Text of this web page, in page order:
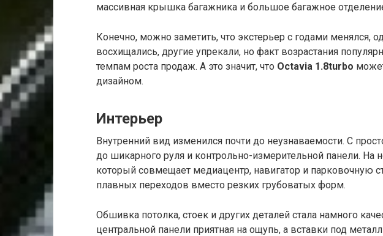
массивная крышка багажника и большое багажное
Конечно, можно заметить, что экстерьер с годами менялся,
восхищались, другие упрекали, но факт возрастания
темпам роста продаж. А это значит, что Octavia 1.8turbo
дизайном.
Интерьер
Внутренний вид изменился почти до неузнаваемости. С
до шикарного руля и контрольно-измерительной панели. На
который совмещает медиацентр, навигатор и парковочную
плавных переходов вместо резких грубоватых форм.
Обшивка потолка, стоек и других деталей стала намного
центральной панели приятная на ощупь, а вставки под